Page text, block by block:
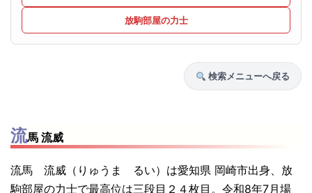
放駒部屋の力士
検索メニューへ戻る
流馬 流威
流馬 流威（りゅうま るい）は愛知県 岡崎市出身、放
駒部屋の力士で最高位は三段目２４枚目。令和8年7月場